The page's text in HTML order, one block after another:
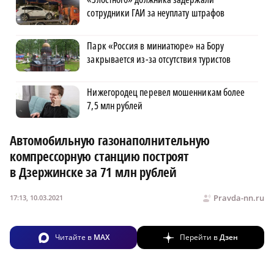
сотрудники ГАИ за неуплату штрафов
Парк «Россия в миниатюре» на Бору
закрывается из-за отсутствия туристов
Нижегородец перевел мошенникам более
7,5 млн рублей
Автомобильную газонаполнительную
компрессорную станцию построят
в Дзержинске за 71 млн рублей
Pravda-nn.ru
17:13, 10.03.2021
Читайте в MAX Перейти вДзен